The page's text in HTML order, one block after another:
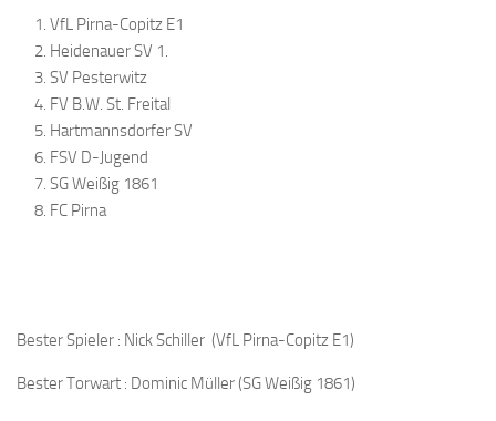
VfL Pirna-Copitz E1
Heidenauer SV 1.
SV Pesterwitz
FV B.W. St. Freital
Hartmannsdorfer SV
FSV D-Jugend
SG Weißig 1861
FC Pirna
Bester Spieler : Nick Schiller (VfL Pirna-Copitz E1)
Bester Torwart : Dominic Müller (SG Weißig 1861)